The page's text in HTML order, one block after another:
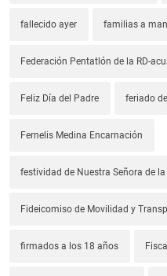
fallecido ayer familias a
Federación Pentatlón de la RD-
Feliz Día del Padre feriado
Fernelis Medina Encarnación
festividad de Nuestra Señora de
Fideicomiso de Movilidad y
firmados a los 18 años